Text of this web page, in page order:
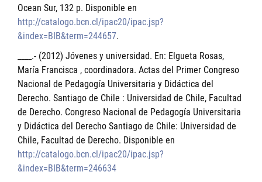
Ocean Sur, 132 p. Disponible en
http://catalogo.bcn.cl/ipac20/ipac.jsp?
&index=BIB&term=244657.
____.- (2012) Jóvenes y universidad. En: Elgueta Rosas,
María Francisca , coordinadora. Actas del Primer Congreso
Nacional de Pedagogía Universitaria y Didáctica del
Derecho. Santiago de Chile : Universidad de Chile, Facultad
de Derecho. Congreso Nacional de Pedagogía Universitaria
y Didáctica del Derecho Santiago de Chile: Universidad de
Chile, Facultad de Derecho. Disponible en
http://catalogo.bcn.cl/ipac20/ipac.jsp?
&index=BIB&term=246634